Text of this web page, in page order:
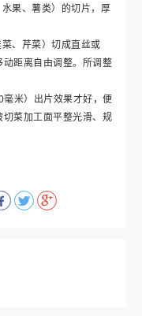
果、薯类）的切片，厚
、芹菜）切成直丝或
距离自由调整。所调整
米）出片效果才好，便
菜加工面平整光滑、规